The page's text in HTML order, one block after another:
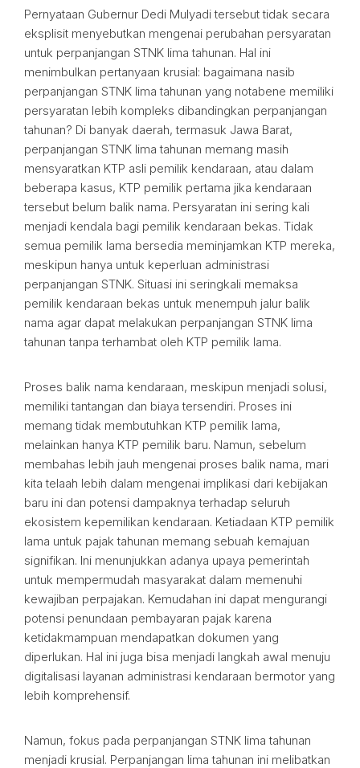
Pernyataan Gubernur Dedi Mulyadi tersebut tidak secara
eksplisit menyebutkan mengenai perubahan persyaratan
untuk perpanjangan STNK lima tahunan. Hal ini
menimbulkan pertanyaan krusial: bagaimana nasib
perpanjangan STNK lima tahunan yang notabene memiliki
persyaratan lebih kompleks dibandingkan perpanjangan
tahunan? Di banyak daerah, termasuk Jawa Barat,
perpanjangan STNK lima tahunan memang masih
mensyaratkan KTP asli pemilik kendaraan, atau dalam
beberapa kasus, KTP pemilik pertama jika kendaraan
tersebut belum balik nama. Persyaratan ini sering kali
menjadi kendala bagi pemilik kendaraan bekas. Tidak
semua pemilik lama bersedia meminjamkan KTP mereka,
meskipun hanya untuk keperluan administrasi
perpanjangan STNK. Situasi ini seringkali memaksa
pemilik kendaraan bekas untuk menempuh jalur balik
nama agar dapat melakukan perpanjangan STNK lima
tahunan tanpa terhambat oleh KTP pemilik lama.
Proses balik nama kendaraan, meskipun menjadi solusi,
memiliki tantangan dan biaya tersendiri. Proses ini
memang tidak membutuhkan KTP pemilik lama,
melainkan hanya KTP pemilik baru. Namun, sebelum
membahas lebih jauh mengenai proses balik nama, mari
kita telaah lebih dalam mengenai implikasi dari kebijakan
baru ini dan potensi dampaknya terhadap seluruh
ekosistem kepemilikan kendaraan. Ketiadaan KTP pemilik
lama untuk pajak tahunan memang sebuah kemajuan
signifikan. Ini menunjukkan adanya upaya pemerintah
untuk mempermudah masyarakat dalam memenuhi
kewajiban perpajakan. Kemudahan ini dapat mengurangi
potensi penundaan pembayaran pajak karena
ketidakmampuan mendapatkan dokumen yang
diperlukan. Hal ini juga bisa menjadi langkah awal menuju
digitalisasi layanan administrasi kendaraan bermotor yang
lebih komprehensif.
Namun, fokus pada perpanjangan STNK lima tahunan
menjadi krusial. Perpanjangan lima tahunan ini melibatkan